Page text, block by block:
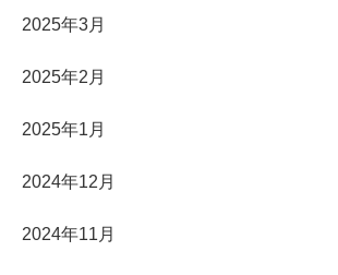
2025年3月
2025年2月
2025年1月
2024年12月
2024年11月